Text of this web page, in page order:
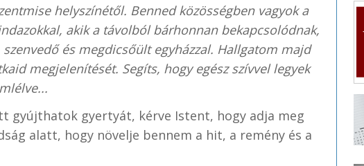
helyszínétől. Benned közösségben vagyok a
akik a távolból bárhonnan bekapcsolódnak,
szenvedő és megdicsőült egyházzal. Hallgatom majd
megjelenítését. Segíts, hogy egész szívvel legyek
gyújthatok gyertyát, kérve Istent, hogy adja meg
alatt, hogy növelje bennem a hit, a remény és a